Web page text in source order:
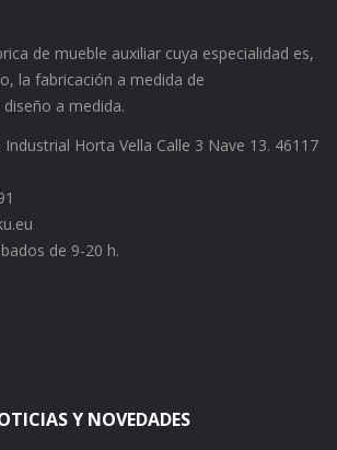
de mueble auxiliar cuya especialidad es,
la fabricación a medida de
a medida.
Horta Vella Calle 3 Nave 13. 46117
de 9-20 h.
Y NOVEDADES